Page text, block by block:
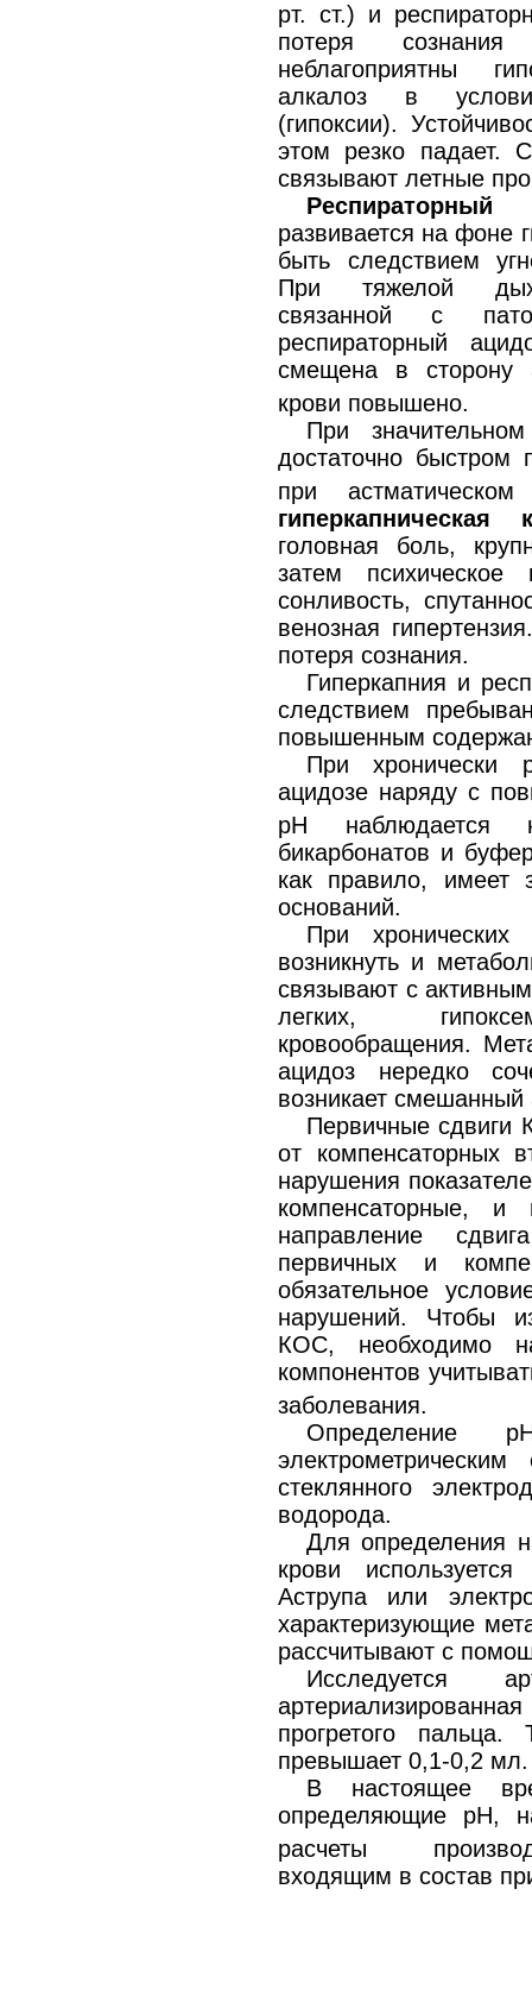
рт. ст.) и
потеря
неблагоприятны
алкалоз в
(гипоксии).
этом резко падает.
связывают летные
развивается на фоне
быть следствием
При тяжелой
связанной с
респираторный
смещена в сторону
крови повышено.
При
достаточно
при
гиперкапническая
головная боль,
затем
сонливость,
венозная
потеря сознания.
Гиперкапния и
следствием
повышенным
При хронически
ацидозе наряду с
рН наблюдается
бикарбонатов и
как правило, имеет
оснований.
При хронических
возникнуть и
связывают с
легких,
кровообращения.
ацидоз нередко
возникает смешанный
Первичные сдвиги
от компенсаторных
нарушения
компенсаторные, и
направление
первичных и
обязательное
нарушений. Чтобы
КОС, необходимо
компонентов
заболевания.
Определение
стеклянного
водорода.
Для определения
крови
Аструпа или
характеризующие
рассчитывают с
Исследуется
прогретого
превышает 0,1-0,2 мл.
В настоящее
определяющие рН,
расчеты
входящим в состав